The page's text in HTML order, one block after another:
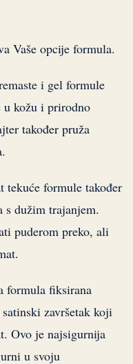
Vaše opcije formula.
i gel formule
u kožu i prirodno
također pruža
tekuće formule također
s dužim trajanjem.
puderom preko, ali
formula fiksirana
završetak koji
Ovo je najsigurnija
u svoju